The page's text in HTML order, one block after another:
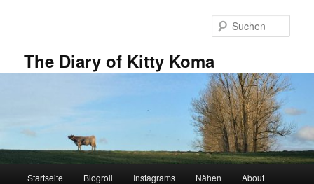
The Diary of Kitty Koma
Startseite Blogroll Instagrams Nähen About